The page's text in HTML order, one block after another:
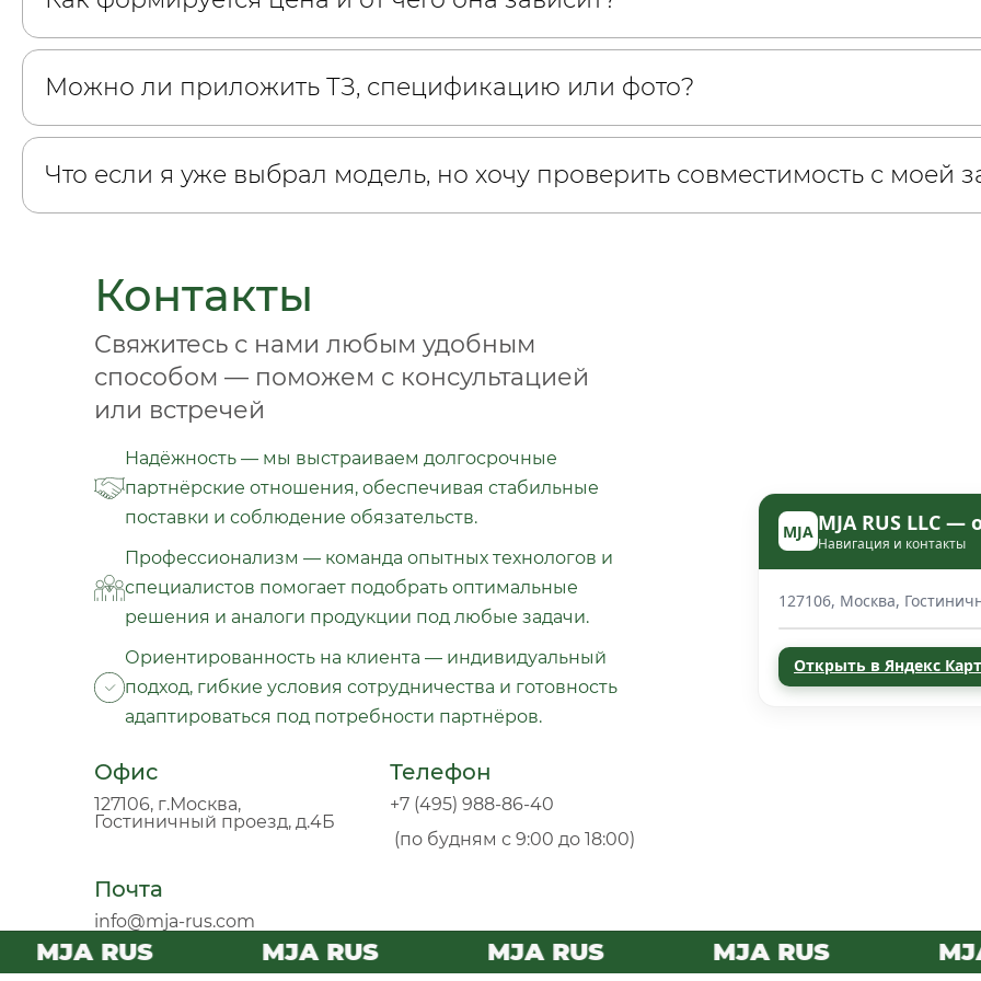
Можно ли приложить ТЗ, спецификацию или фото?
Что если я уже выбрал модель, но хочу проверить совместимость с моей
MJA MJA RUS LLC
Навигация и контакты
127106, Москва,
Открыть в Яндекс
Контакты
Свяжитесь с нами любым удобным
способом — поможем с консультацией
или встречей
Надёжность — мы выстраиваем долгосрочные
партнёрские отношения, обеспечивая стабильные
поставки и соблюдение обязательств.
Профессионализм — команда опытных технологов и
специалистов помогает подобрать оптимальные
решения и аналоги продукции под любые задачи.
Ориентированность на клиента — индивидуальный
подход, гибкие условия сотрудничества и готовность
адаптироваться под потребности партнёров.
Офис
127106, г.Москва,
Гостиничный проезд, д.4Б
Телефон
+7 (495) 988-86-40
(по будням с 9:00 до 18:00)
Почта
info@mja-rus.com
MJA RUS MJA RUS MJA RUS MJA RUS